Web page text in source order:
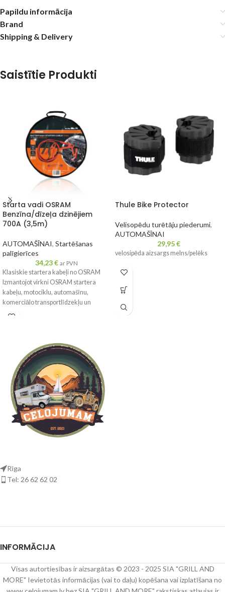
Papildu informācija
Brand
Shipping & Delivery
Saistītie Produkti
Starta vadi OSRAM
Benzīna/dīzeļa dzinējiem
700A (3,5m)
AUTOMAŠĪNAI, Startēšanas
palīgierīces
34,23€ ar PVN
Klasiskie startera kabeļi no OSRAM
Izmantojot virkni OSRAM startera
kabeļu, motociklu, automašīnu,
komerciālo transportlīdzekļu un
kravas automašīnu vadītājiem tagad ir
donora un uztvērēja transportlīdzekli
un tādējādi atkal būtu gatavi braukt.
Thule Bike Protector
Velisopēdu turētāju piederumi,
AUTOMAŠĪNAI
29,95€
velosipēda aizsargs melns/pelēks
Rīga
Tel: 26 62 62 02
INFORMĀCIJA
Visas autortiesības ir aizsargātas © 2023 - 2025 SIA "GRILL AND
MORE" Ievietotās informācijas (vai to daļu) kopēšana vai izplatīšana no